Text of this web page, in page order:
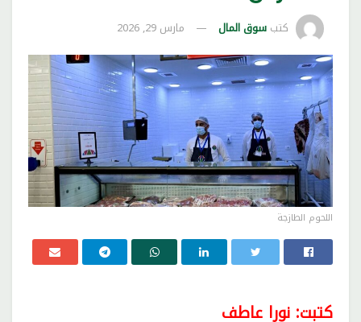
كتب سوق المال مارس 29, 2026
اللحوم الطازجة
كتبت: نورا عاطف